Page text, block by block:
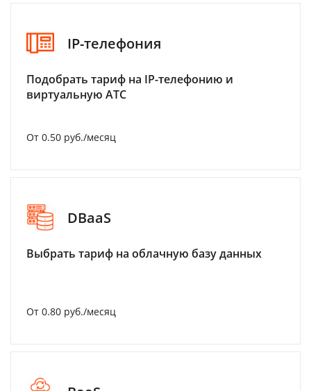
IP-телефония
Подобрать тариф на IP-телефонию и
виртуальную АТС
От 0.50 руб./месяц
DBaaS
Выбрать тариф на облачную базу данных
От 0.80 руб./месяц